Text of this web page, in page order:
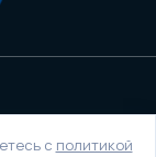
с политикой